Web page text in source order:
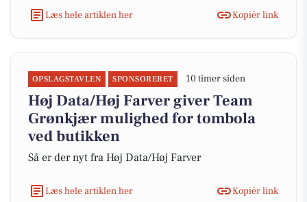
Læs hele artiklen her Kopiér link
OPSLAGSTAVLEN SPONSORERET 10 timer siden
Høj Data/Høj Farver giver Team
Grønkjær mulighed for tombola
ved butikken
Så er der nyt fra Høj Data/Høj Farver
Læs hele artiklen her Kopiér link